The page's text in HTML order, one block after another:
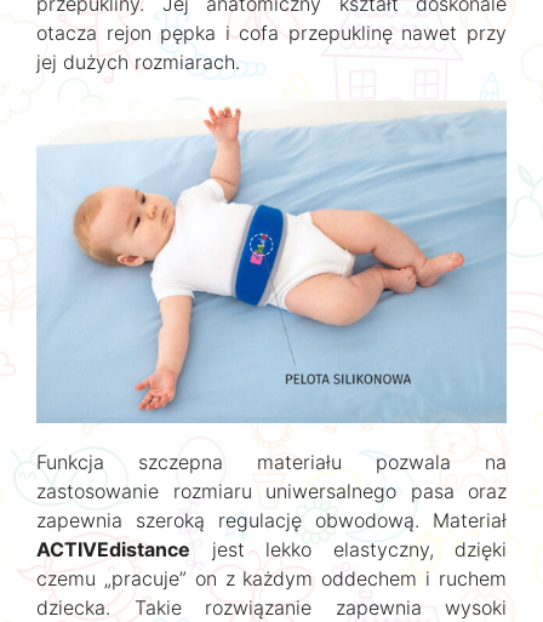
otacza rejon pępka i cofa przepuklinę nawet przy
jej dużych rozmiarach.
Funkcja szczepna materiału pozwala na
zastosowanie rozmiaru uniwersalnego pasa oraz
zapewnia szeroką regulację obwodową. Materiał
ACTIVEdistance jest lekko elastyczny, dzięki
czemu „pracuje” on z każdym oddechem i ruchem
dziecka. Takie rozwiązanie zapewnia wysoki